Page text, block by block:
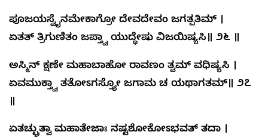
ಪೂಜಯಸ್ವೈನಮೇಕಾಗ್ರೋ ದೇವದೇವಂ ಜಗತ್ಪತಿಮ್ ।
ಏತತ್ ತ್ರಿಗುಣಿತಂ ಜಪ್ತ್ವಾ ಯುದ್ಧೇಷು ವಿಜಯಿಷ್ಯಸಿ॥ ೨೬ ॥
ಅಸ್ಮಿನ್ ಕ್ಷಣೇ ಮಹಾಬಾಹೋ ರಾವಣಂ ತ್ವಮ್ ವಧಿಷ್ಯಸಿ ।
ಏವಮುಕ್ತ್ವಾ ತತೋಽಗಸ್ತ್ಯೋ ಜಗಾಮ ಚ ಯಥಾಗತಮ್॥ ೨೭
॥
ಏತಚ್ಛ್ರುತ್ವಾ ಮಹಾತೇಜಾಃ ನಷ್ಟಶೋಕೋಽಭವತ್ ತದಾ ।